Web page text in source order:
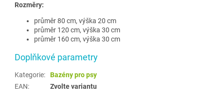
Rozměry:
průměr 80 cm, výška 20 cm
průměr 120 cm, výška 30 cm
průměr 160 cm, výška 30 cm
Doplňkové parametry
Kategorie:
Bazény pro psy
EAN: Zvolte variantu